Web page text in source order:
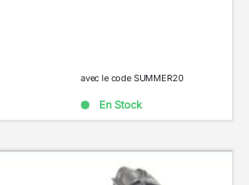
avec le code SUMMER20
En Stock